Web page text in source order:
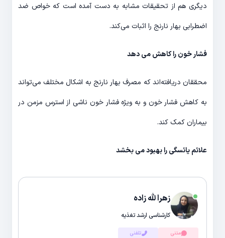
دیگری هم از تحقیقات مشابه به دست آمده است که خواص ضد
اضطرابی بهار نارنج را اثبات می‌کند.
فشار خون را کاهش می ‌دهد
محققان دریافته‌اند که مصرف بهار نارنج به اشکال مختلف می‌تواند
به کاهش فشار خون و به ویژه فشار خون ناشی از استرس مزمن در
بیماران کمک کند.
علائم یائسگی را بهبود می بخشد
زهرا لله زاده
کارشناسی ارشد تغذیه
متنی تلفنی